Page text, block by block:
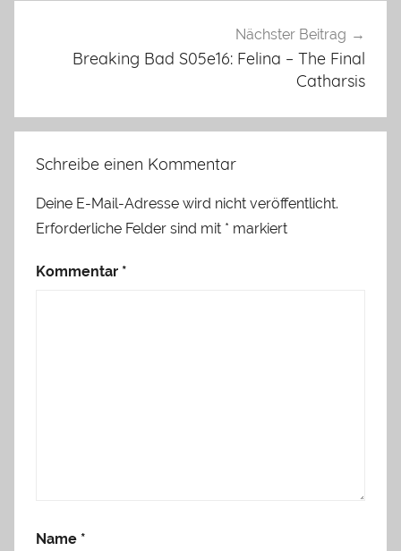
Nächster Beitrag
Breaking Bad S05e16: Felina – The Final
Catharsis
Schreibe einen Kommentar
Deine E-Mail-Adresse wird nicht veröffentlicht.
Erforderliche Felder sind mit * markiert
Kommentar *
Name *